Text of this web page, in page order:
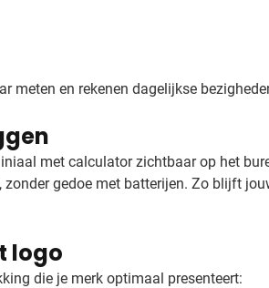
meten en rekenen dagelijkse
met calculator zichtbaar op het
gedoe met batterijen. Zo blijft
logo
die je merk optimaal presenteert: